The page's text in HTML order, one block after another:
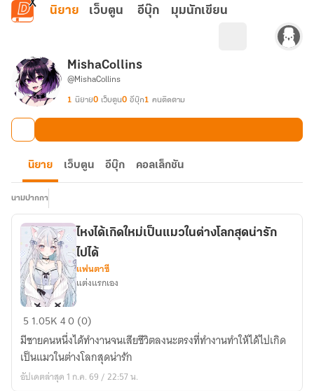
ข้ามไปยังเนื้อหาหลัก
นิยาย เว็บตูน อีบุ๊ก มุมนักเขียน
MishaCollins
@MishaCollins
1 นิยาย0 เว็บตูน0 อีบุ๊ก1 คนติดตาม
นิยาย เว็บตูน อีบุ๊ก คอลเล็กชัน
นามปากกา
ไหง
ได้
เกิด
ใหม่
เป็น
ไหงได้เกิดใหม่เป็นแมวในต่างโลกสุดน่ารัก
ไปได้
แฟนตาซี
แต่งแรกเอง
5 1.05K40 (0)
มีชายคนหนึ่งได้ทำงานจนเสียชีวิตลงนะตรงที่ทำงานทำให้ได้ไปเกิด
เป็นแมวในต่างโลกสุดน่ารัก
อัปเดตล่าสุด 1 ก.ค. 69 / 22:57 น.